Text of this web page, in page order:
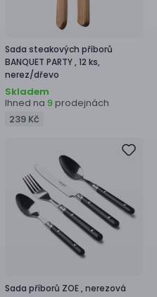
Sada steakových příborů
BANQUET PARTY , 12 ks,
nerez/dřevo
Skladem
Ihned na 9 prodejnách
239 Kč
Sada příborů ZOE , nerezová